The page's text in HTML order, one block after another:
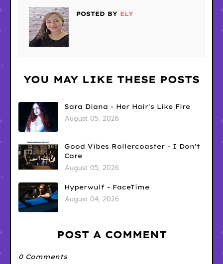
POSTED BY ELY
YOU MAY LIKE THESE POSTS
Sara Diana - Her Hair's Like Fire
August 05, 2026
Good Vibes Rollercoaster - I Don't
Care
August 05, 2026
Hyperwulf - FaceTime
August 04, 2026
POST A COMMENT
0 Comments